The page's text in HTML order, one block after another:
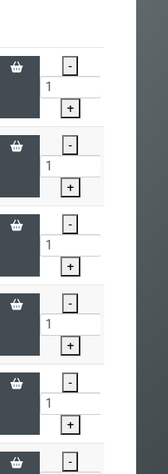
-
+
-
+
-
+
-
+
-
+
-